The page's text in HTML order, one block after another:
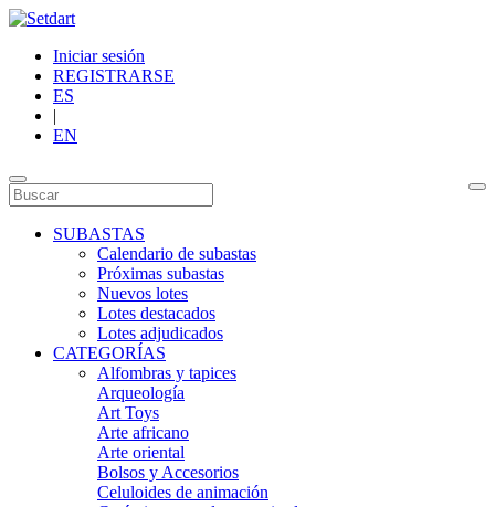
Iniciar sesión
REGISTRARSE
ES
|
EN
SUBASTAS
Calendario de subastas
Próximas subastas
Nuevos lotes
Lotes destacados
Lotes adjudicados
CATEGORÍAS
Alfombras y tapices
Arqueología
Art Toys
Arte africano
Arte oriental
Bolsos y Accesorios
Celuloides de animación